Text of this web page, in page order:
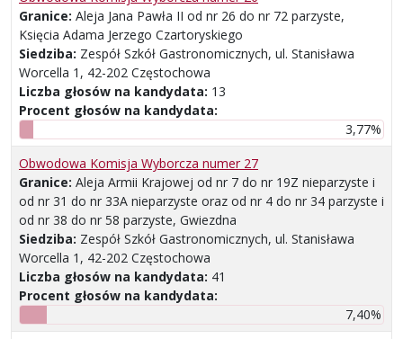
Granice: Aleja Jana Pawła II od nr 26 do nr 72 parzyste,
Księcia Adama Jerzego Czartoryskiego
Siedziba: Zespół Szkół Gastronomicznych, ul. Stanisława
Worcella 1, 42-202 Częstochowa
Liczba głosów na kandydata: 13
Procent głosów na kandydata:
3,77%
Obwodowa Komisja Wyborcza numer 27
Granice: Aleja Armii Krajowej od nr 7 do nr 19Z nieparzyste i
od nr 31 do nr 33A nieparzyste oraz od nr 4 do nr 34 parzyste i
od nr 38 do nr 58 parzyste, Gwiezdna
Siedziba: Zespół Szkół Gastronomicznych, ul. Stanisława
Worcella 1, 42-202 Częstochowa
Liczba głosów na kandydata: 41
Procent głosów na kandydata:
7,40%